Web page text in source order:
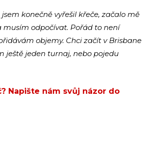
jsem konečně vyřešil křeče, začalo mě
odpočívat. Pořád to není
objemy. Chci začít v Brisbane
ještě jeden turnaj, nebo pojedu
Napište nám svůj názor do